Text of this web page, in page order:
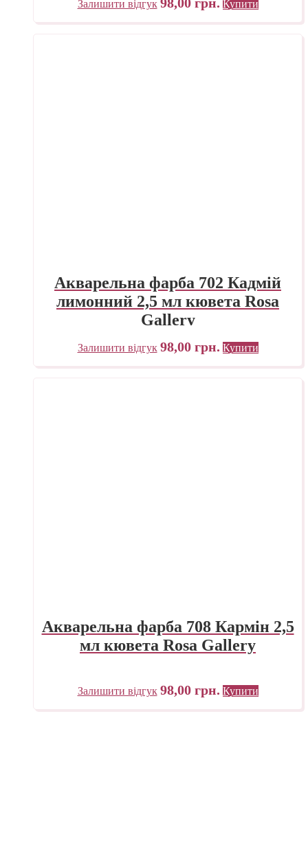
Залишити відгук Купити
Акварельна фарба 702 Кадмій
лимонний 2,5 мл кювета Rosa
Gallery
Залишити відгук 98,00 грн. Купити
Акварельна фарба 708 Кармін 2,5
мл кювета Rosa Gallery
Залишити відгук 98,00 грн. Купити